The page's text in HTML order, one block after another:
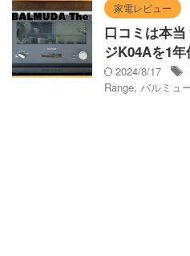
家電レビュー
口コミは本
ジK04Aを1年
2024/8/17
Range, バルミュ